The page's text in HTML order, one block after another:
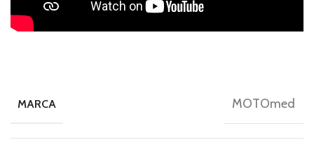
MARCA MOTOmed